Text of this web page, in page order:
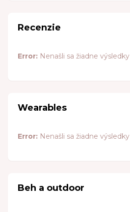
Recenzie
Error: Nenašli sa žiadne výsledky
Wearables
Error: Nenašli sa žiadne výsledky
Beh a outdoor